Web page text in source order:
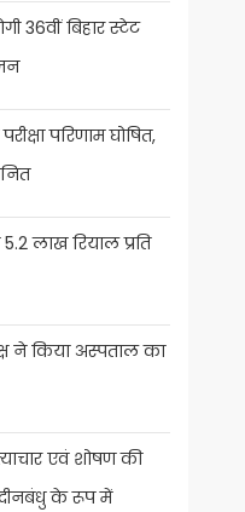
36वीं बिहार स्टेट
परिणाम घोषित,
लाख रियाल प्रति
ने किया अस्पताल का
एवं शोषण की
दीनबंधु के रूप में